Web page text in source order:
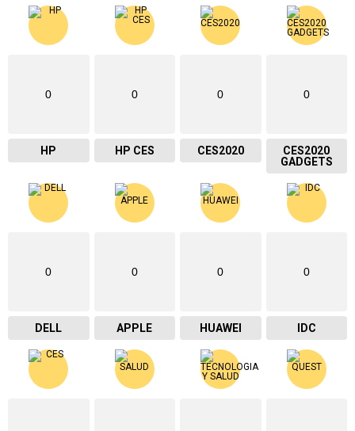
0
HP
0
HP CES
0
CES2020
0
CES2020
GADGETS
0
DELL
0
APPLE
0
HUAWEI
0
IDC